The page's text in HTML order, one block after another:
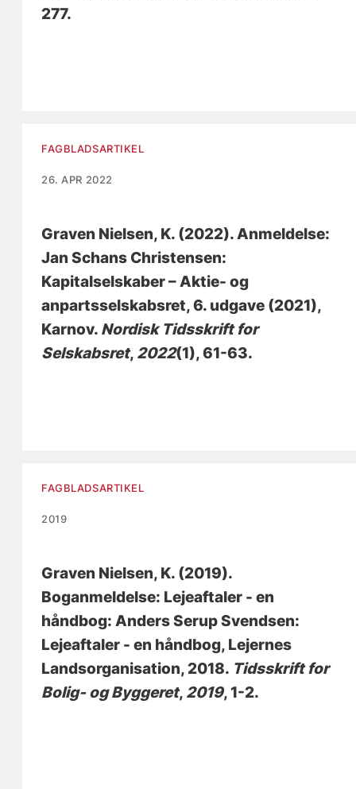
277.
FAGBLADSARTIKEL
26. APR 2022
Graven Nielsen, K. (2022).Anmeldelse:
Jan Schans Christensen:
Kapitalselskaber – Aktie- og
anpartsselskabsret, 6. udgave (2021),
Karnov. Nordisk Tidsskrift for
Selskabsret, 2022(1), 61-63.
FAGBLADSARTIKEL
2019
Graven Nielsen, K. (2019).
Boganmeldelse: Lejeaftaler - en
håndbog: Anders Serup Svendsen:
Lejeaftaler - en håndbog, Lejernes
Landsorganisation, 2018. Tidsskrift for
Bolig- og Byggeret, 2019, 1-2.